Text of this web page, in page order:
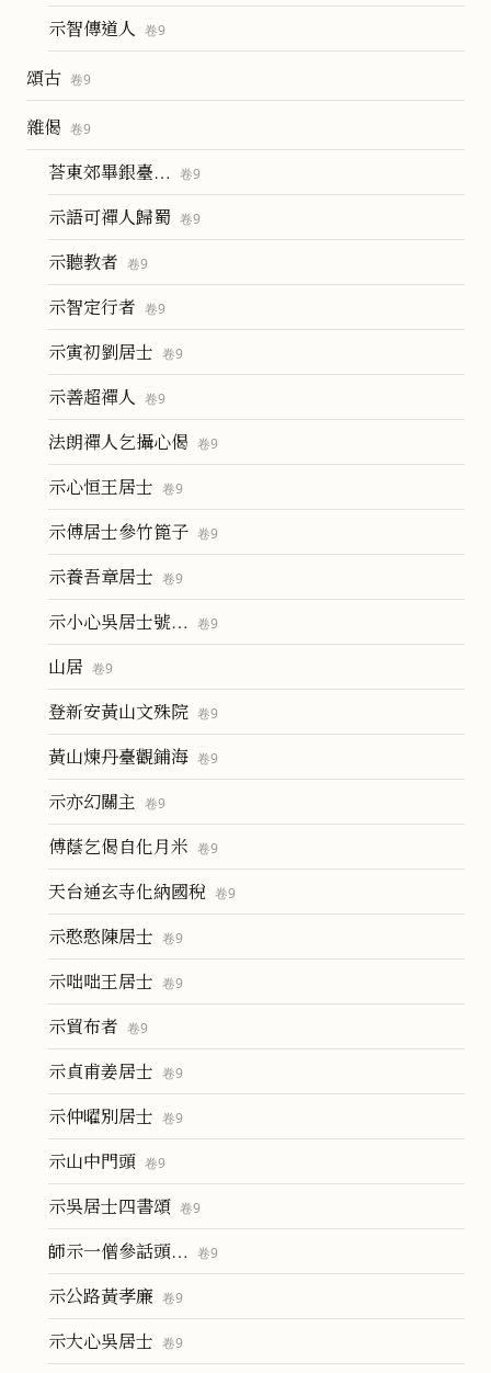
示智傳道人 卷9
頌古 卷9
雜偈 卷9
荅東郊畢銀臺… 卷9
示語可禪人歸蜀 卷9
示聽教者 卷9
示智定行者 卷9
示寅初劉居士 卷9
示善超禪人 卷9
法朗禪人乞攝心偈 卷9
示心恒王居士 卷9
示傅居士參竹篦子 卷9
示養吾章居士 卷9
示小心吳居士號… 卷9
山居 卷9
登新安黃山文殊院 卷9
黃山煉丹臺觀鋪海 卷9
示亦幻關主 卷9
傅蔭乞偈自化月米 卷9
天台通玄寺化納國稅 卷9
示憨憨陳居士 卷9
示咄咄王居士 卷9
示貿布者 卷9
示貞甫姜居士 卷9
示仲曜別居士 卷9
示山中門頭 卷9
示吳居士四書頌 卷9
師示一僧參話頭… 卷9
示公路黃孝廉 卷9
示大心吳居士 卷9